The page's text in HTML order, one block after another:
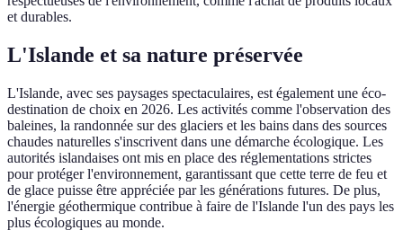
et durables.
L'Islande et sa nature préservée
L'Islande, avec ses paysages spectaculaires, est également une éco-
destination de choix en 2026. Les activités comme l'observation des
baleines, la randonnée sur des glaciers et les bains dans des sources
chaudes naturelles s'inscrivent dans une démarche écologique. Les
autorités islandaises ont mis en place des réglementations strictes
pour protéger l'environnement, garantissant que cette terre de feu et
de glace puisse être appréciée par les générations futures. De plus,
l'énergie géothermique contribue à faire de l'Islande l'un des pays les
plus écologiques au monde.